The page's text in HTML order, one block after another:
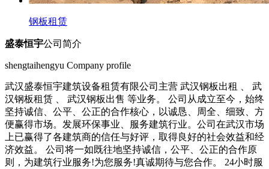
钢板租赁
盛泰恒宇公司简介
shengtaihengyu Company profile
武汉盛泰恒宇建筑设备租赁有限公司主营 武汉钢板出租 、 武
汉钢板租赁 、 武汉钢板出售 等业务。 公司从成立至今，始终
坚持诚信、公平、公正的合作核心，以诚恳、周全、细致、方
便赢得市场。发展环保事业、服务建筑行业。公司在武汉市场
上已赢得了各建筑商的信任与好评，取得良好的社会效益和经
济效益。 公司将一如既往地坚持诚信，公平、公正的合作原
则，为建筑行业服务!为您服务!真诚期待与您合作。 24小时服